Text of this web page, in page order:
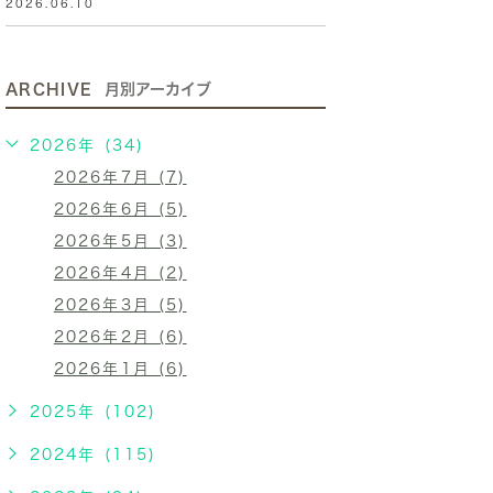
2026.06.10
ARCHIVE 月別アーカイブ
2026年 (34)
2026年7月 (7)
2026年6月 (5)
2026年5月 (3)
2026年4月 (2)
2026年3月 (5)
2026年2月 (6)
2026年1月 (6)
2025年 (102)
2024年 (115)